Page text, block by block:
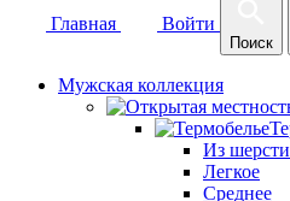
Главная Войти
Поиск
Мужская коллекция
Из
Легкое
Среднее